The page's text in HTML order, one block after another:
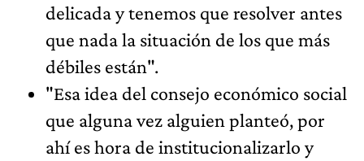
delicada y tenemos que resolver antes
que nada la situación de los que más
débiles están".
"Esa idea del consejo económico social
que alguna vez alguien planteó, por
ahí es hora de institucionalizarlo y